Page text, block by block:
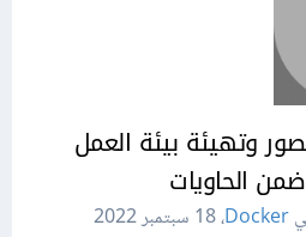
وتهيئة بيئة العمل
الحاويات
Docker،18 سبتمبر 2022